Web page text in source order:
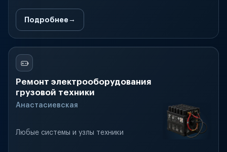
Подробнее
Ремонт электрооборудования
грузовой техники
Анастасиевская
Любые системы и узлы техники